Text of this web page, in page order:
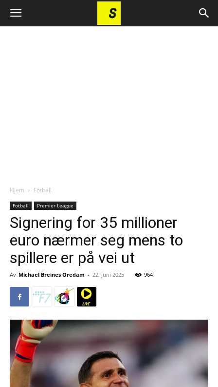
Hjem Fotball
Fotball Premier League
Signering for 35 millioner
euro nærmer seg mens to
spillere er på vei ut
Av Michael Breines Oredam - 22. juni 2025 964